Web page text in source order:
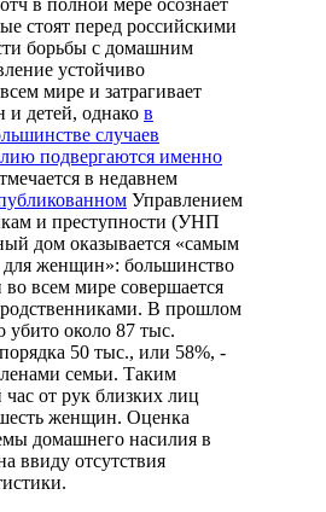
в полной мере осознает
стоят перед российскими
борьбы с домашним
устойчиво
мире и затрагивает
детей, однако в
случаев
подвергаются именно
в недавнем
Управлением
и преступности (УНП
дом оказывается «самым
женщин»: большинство
всем мире совершается
В прошлом
убито около 87 тыс.
50 тыс., или 58%, -
семьи. Таким
от рук близких лиц
женщин. Оценка
домашнего насилия в
ввиду отсутствия